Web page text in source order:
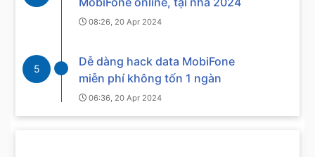
08:26, 20 Apr 2024
5
Dễ dàng hack data MobiFone
miễn phí không tốn 1 ngàn
06:36, 20 Apr 2024